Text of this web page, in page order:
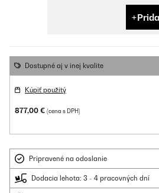
Dostupné aj v inej kvalite
Kúpiť použitý
877,00 € (cena s DPH)
Pripravené na odoslanie
Dodacia lehota: 3 - 4 pracovných dní